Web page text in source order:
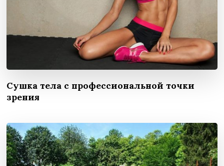
Сушка тела с профессиональной точки
зрения